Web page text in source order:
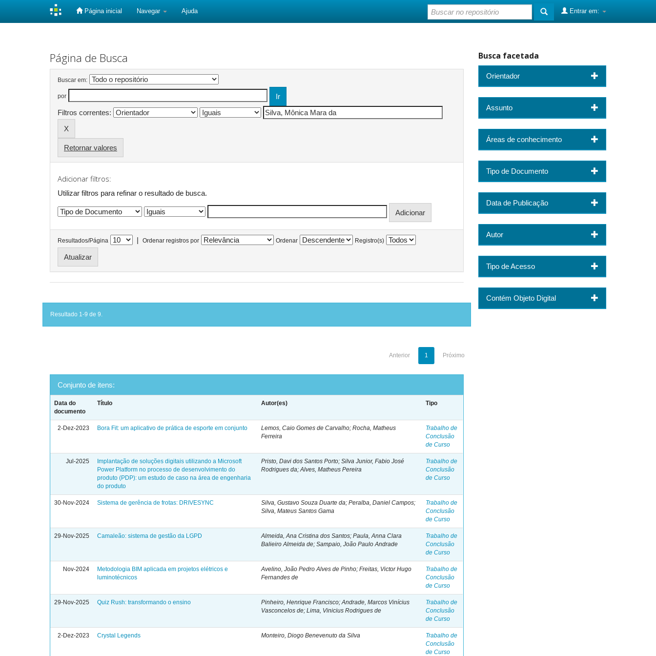
Página inicial Navegar Ajuda Entrar em:
Página de Busca
Buscar em:
por
Filtros correntes:
Retornar valores
Adicionar filtros:
Utilizar filtros para refinar o resultado de busca.
Resultados/Página | Ordenar registros por Ordenar Registro(s)
Resultado 1-9 de 9.
Anterior 1 Próximo
Conjunto de itens:
Data do
documento
Título Autor(es) Tipo
2-Dez-2023 Bora Fit: um aplicativo de prática de esporte em conjunto
Lemos, Caio Gomes de Carvalho; Rocha, Matheus
Ferreira
Trabalho de
Conclusão
de Curso
Jul-2025
Implantação de soluções digitais utilizando a Microsoft
Power Platform no processo de desenvolvimento do
produto (PDP): um estudo de caso na área de engenharia
do produto
Pristo, Davi dos Santos Porto; Silva Junior, Fabio José
Rodrigues da; Alves, Matheus Pereira
Trabalho de
Conclusão
de Curso
30-Nov-2024 Sistema de gerência de frotas: DRIVESYNC
Silva, Gustavo Souza Duarte da; Peralba, Daniel Campos;
Silva, Mateus Santos Gama
Trabalho de
Conclusão
de Curso
29-Nov-2025 Camaleão: sistema de gestão da LGPD
Almeida, Ana Cristina dos Santos; Paula, Anna Clara
Balieiro Almeida de; Sampaio, João Paulo Andrade
Trabalho de
Conclusão
de Curso
Nov-2024
Metodologia BIM aplicada em projetos elétricos e
luminotécnicos
Avelino, João Pedro Alves de Pinho; Freitas, Victor Hugo
Fernandes de
Trabalho de
Conclusão
de Curso
29-Nov-2025 Quiz Rush: transformando o ensino
Pinheiro, Henrique Francisco; Andrade, Marcos Vinícius
Vasconcelos de; Lima, Vinicius Rodrigues de
Trabalho de
Conclusão
de Curso
2-Dez-2023 Crystal Legends Monteiro, Diogo Benevenuto da Silva
Trabalho de
Conclusão
de Curso
Busca facetada
Orientador
Assunto
Áreas de conhecimento
Tipo de Documento
Data de Publicação
Autor
Tipo de Acesso
Contém Objeto Digital